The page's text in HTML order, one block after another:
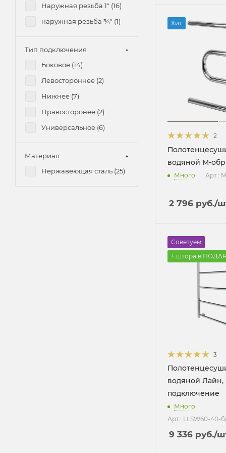
Хит
2
водяной М-
Много Арт.:
2 796 руб./
Советуем
+ штора в
3
водяной Лайн,
подключение
Много
Арт.: LLSW60-40-
9 336 руб./
110/40 (3)
110/50 (3)
110/60 (3)
120/40 (2
120/50 (2)
120/60 (2)
130/50 (
130/60 (2)
Наружная резьба 1" (16)
наружная резьба ¾" (1)
Тип подключения
Боковое (14)
Левостороннее (2)
Нижнее (7)
Правосторонее (2)
Универсальное (6)
Материал
Нержавеющая сталь (25)